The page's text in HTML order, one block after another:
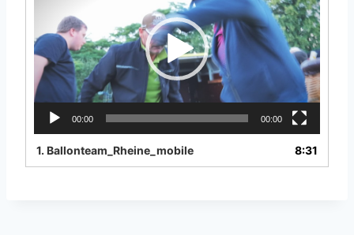
o
-
P
a
e
r
00:00 00:00
1. Ballonteam_Rheine_mobile 8:31